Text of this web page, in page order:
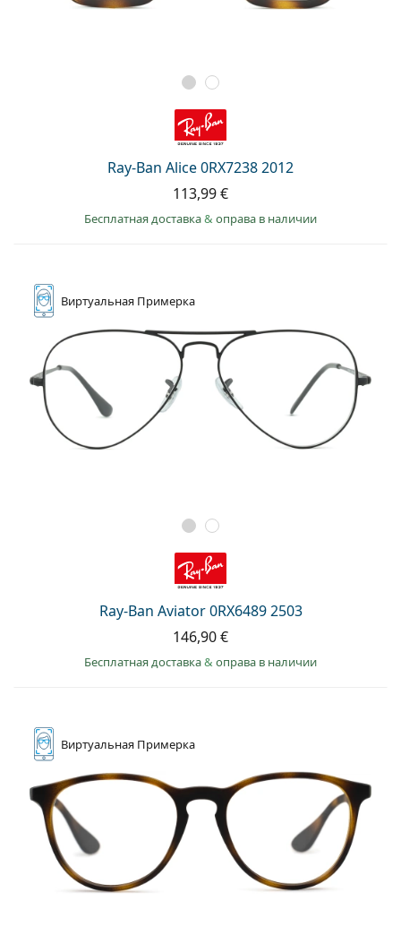
Ray-Ban Alice 0RX7238 2012
113,99 €
Бесплатная доставка& оправа в наличии
Виртуальная Примерка
Ray-Ban Aviator 0RX6489 2503
146,90 €
Бесплатная доставка& оправа в наличии
Виртуальная Примерка